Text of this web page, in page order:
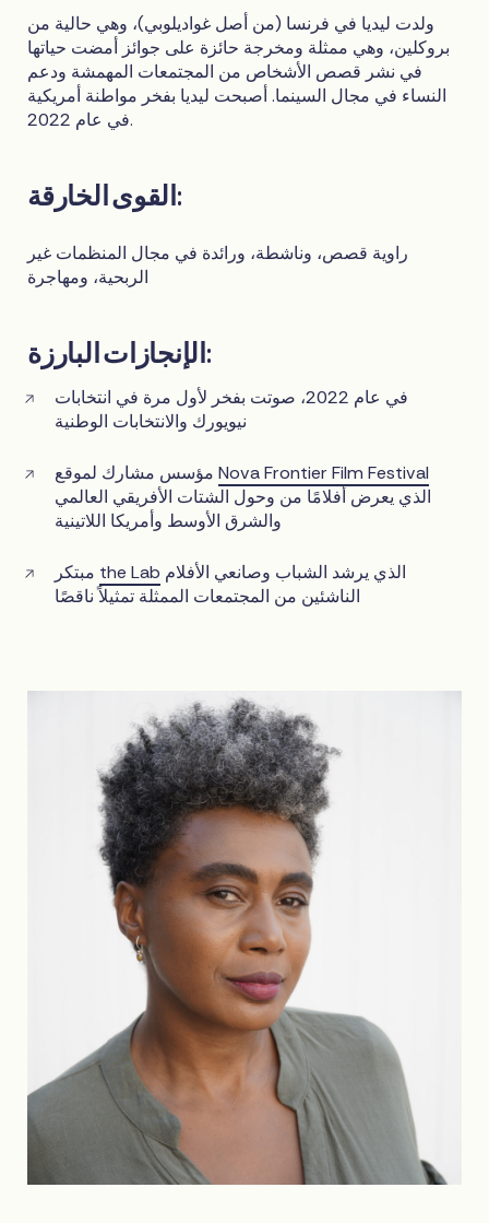
ولدت ليديا في فرنسا (من أصل غواديلوبي)، وهي حالية من
بروكلين، وهي ممثلة ومخرجة حائزة على جوائز أمضت حياتها
في نشر قصص الأشخاص من المجتمعات المهمشة ودعم
النساء في مجال السينما. أصبحت ليديا بفخر مواطنة أمريكية
في عام 2022.
القوى الخارقة:
راوية قصص، وناشطة، ورائدة في مجال المنظمات غير
الربحية، ومهاجرة
الإنجازات البارزة:
في عام 2022، صوتت بفخر لأول مرة في انتخابات
نيويورك والانتخابات الوطنية
مؤسس مشارك لموقعNova Frontier Film Festival
الذي يعرض أفلامًا من وحول الشتات الأفريقي العالمي
والشرق الأوسط وأمريكا اللاتينية
the Lab
الناشئين من المجتمعات الممثلة تمثيلاً ناقصًا